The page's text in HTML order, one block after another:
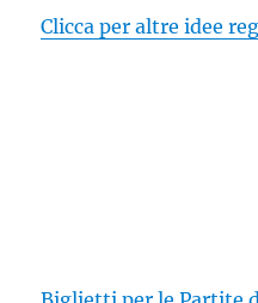
Clicca per altre idee